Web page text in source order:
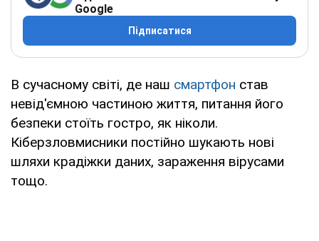
Google
Підписатися
В сучасному світі, де наш смартфон став
невід'ємною частиною життя, питання його
безпеки стоїть гостро, як ніколи.
Кіберзловмисники постійно шукають нові
шляхи крадіжки даних, зараження вірусами
тощо.